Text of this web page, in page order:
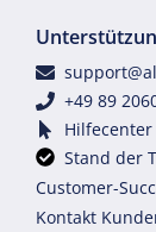
+49 89
Hilfecenter
Stand der
Customer-
Kontakt